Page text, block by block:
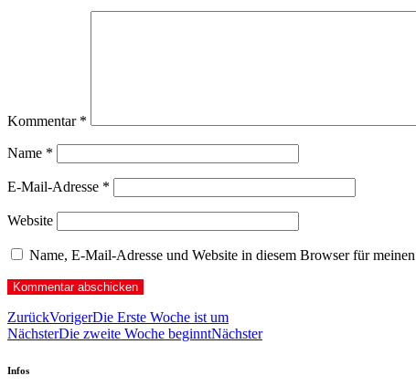
Kommentar *
Name *
E-Mail-Adresse *
Website
Name, E-Mail-Adresse und Website in diesem Browser für
ZurückVorigerDie Erste Woche ist um
NächsterDie zweite Woche beginntNächster
Infos